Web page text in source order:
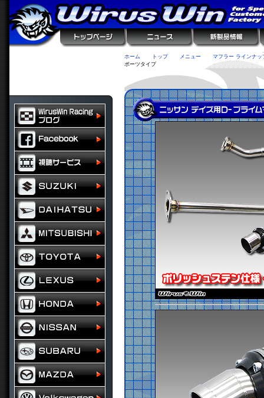
ホーム トップ メニュー
マフラー ラインナッ
ポーツタイプ